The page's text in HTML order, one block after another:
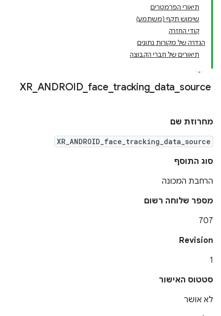
תיאורי הפרמטרים
שימוש תקף (משתמע)
קודי החזרה
הגדרה של מקורות נתונים
תיאורים של חברי הקבוצה
_ ANDROID_ face tracking_ data source
מחרוזת שם
XR_ANDROID_face_tracking_data_source
סוג התוסף
הרחבת המכונה
מספר שלוחה רשום
707
Revision
1
סטטוס האישור
לא אושר